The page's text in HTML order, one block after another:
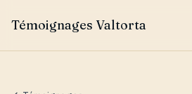
Témoignages Valtorta